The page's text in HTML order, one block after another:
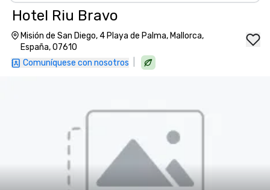
Hotel Riu Bravo
Misión de San Diego, 4 Playa de Palma, Mallorca,
España, 07610
Comuníquese con nosotros